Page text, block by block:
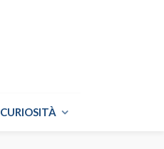
CURIOSITÀ